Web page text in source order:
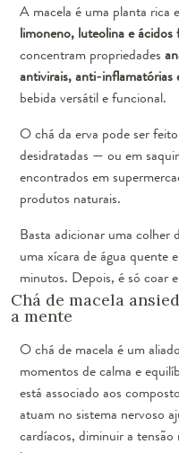
A macela é uma planta rica
limoneno, luteolina e ácidos
concentram propriedades
antivirais, anti-inflamatórias
bebida versátil e funcional.
O chá da erva pode ser
desidratadas — ou em
encontrados em
produtos naturais.
Basta adicionar uma colher
uma xícara de água quente
minutos. Depois, é só coar
Chá de macela
a mente
O chá de macela é um
momentos de calma e
está associado aos
atuam no sistema nervoso
cardíacos, diminuir a